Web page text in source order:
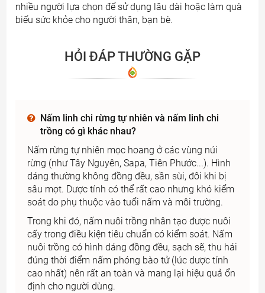
nhiều người lựa chọn để sử dụng lâu dài hoặc làm quà
biếu sức khỏe cho người thân, bạn bè.
HỎI ĐÁP THƯỜNG GẶP
Nấm linh chi rừng tự nhiên và nấm linh chi
trồng có gì khác nhau?
Nấm rừng tự nhiên mọc hoang ở các vùng núi
rừng (như Tây Nguyên, Sapa, Tiên Phước...). Hình
dáng thường không đồng đều, sần sùi, đôi khi bị
sâu mọt. Dược tính có thể rất cao nhưng khó kiểm
soát do phụ thuộc vào tuổi nấm và môi trường.
Trong khi đó, nấm nuôi trồng nhân tạo được nuôi
cấy trong điều kiện tiêu chuẩn có kiểm soát. Nấm
nuôi trồng có hình dáng đồng đều, sạch sẽ, thu hái
đúng thời điểm nấm phóng bào tử (lúc dược tính
cao nhất) nên rất an toàn và mang lại hiệu quả ổn
định cho người dùng.